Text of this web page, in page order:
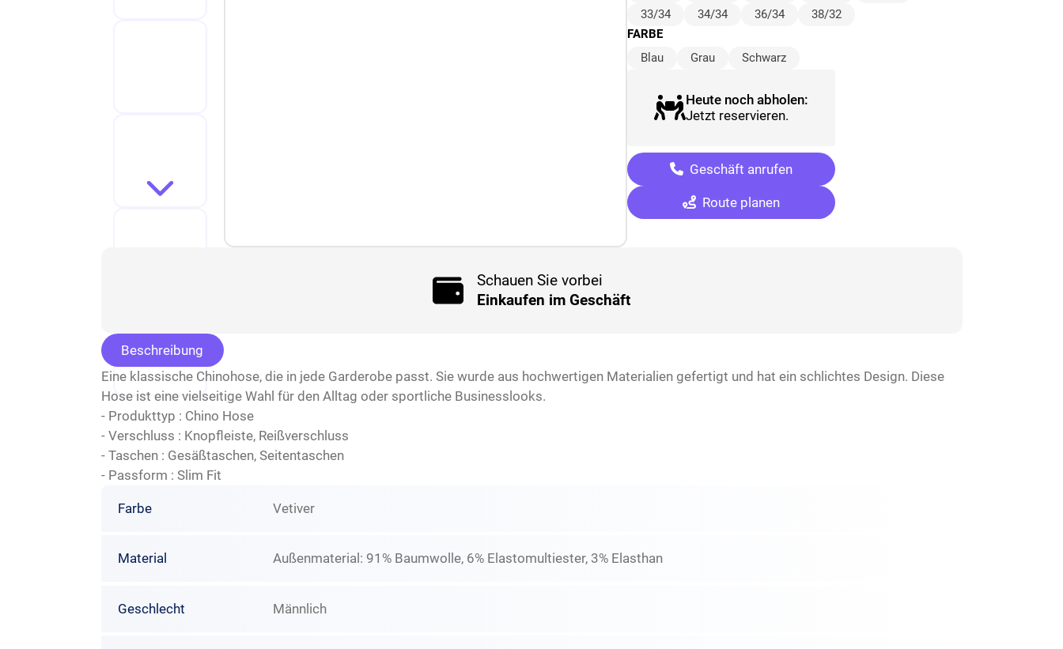
33/34
34/34 36/34
38/32
FARBE
Blau
Grau Schwarz
Heute noch abholen:
Jetzt reservieren.
Geschäft anrufen
Route planen
Schauen Sie vorbei
Einkaufen im Geschäft
Beschreibung
Eine klassische Chinohose, die in jede Garderobe passt. Sie wurde aus hochwertigen Materialien gefertigt und hat ein schlichtes Design. Diese
Hose ist eine vielseitige Wahl für den Alltag oder sportliche Businesslooks.
- Produkttyp : Chino Hose
- Verschluss : Knopfleiste, Reißverschluss
- Taschen : Gesäßtaschen, Seitentaschen
- Passform : Slim Fit
Farbe Vetiver
Material Außenmaterial: 91% Baumwolle, 6% Elastomultiester, 3% Elasthan
Geschlecht Männlich